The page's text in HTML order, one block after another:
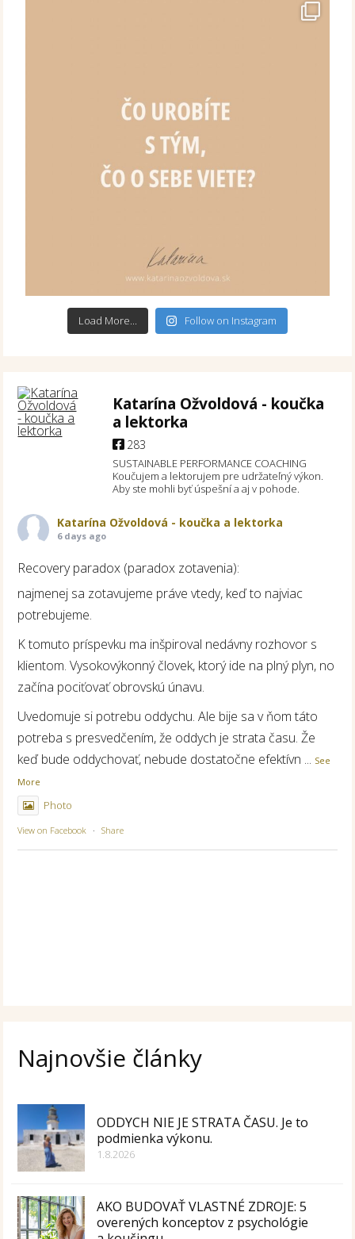
Load More... Follow on Instagram
Katarína Ožvoldová - koučka
a lektorka
283
SUSTAINABLE PERFORMANCE COACHING
Koučujem a lektorujem pre udržateľný výkon.
Aby ste mohli byť úspešní a aj v pohode.
Katarína Ožvoldová - koučka a lektorka
6 days ago
Recovery paradox (paradox zotavenia):
najmenej sa zotavujeme práve vtedy, keď to najviac
potrebujeme.
K tomuto príspevku ma inšpiroval nedávny rozhovor s
klientom. Vysokovýkonný človek, ktorý ide na plný plyn, no
začína pociťovať obrovskú únavu.
Uvedomuje si potrebu oddychu. Ale bije sa v ňom táto
potreba s presvedčením, že oddych je strata času. Že
keď bude oddychovať, nebude dostatočne efektívn ... See
More
Photo
View on Facebook · Share
Najnovšie články
ODDYCH NIE JE STRATA ČASU. Je to
podmienka výkonu.
1.8.2026
AKO BUDOVAŤ VLASTNÉ ZDROJE: 5
overených konceptov z psychológie